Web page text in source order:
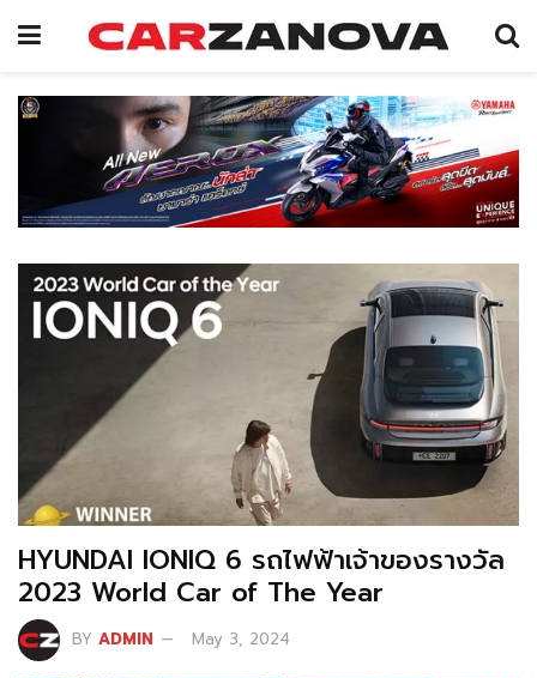
HYUNDAI IONIQ 6 รถไฟฟ้าเจ้าของรางวัล
2023 World Car of The Year
BY ADMIN May 3, 2024